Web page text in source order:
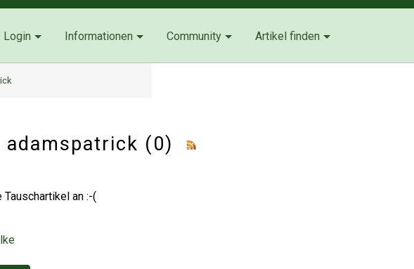
Login Informationen Community Artikel finden
adamspatrick (0)
an :-(